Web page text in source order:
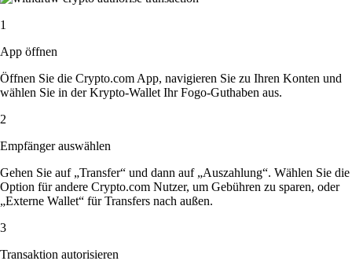
1
App öffnen
Öffnen Sie die Crypto.com App, navigieren Sie zu Ihren Konten und
wählen Sie in der Krypto-Wallet Ihr Fogo-Guthaben aus.
2
Empfänger auswählen
Gehen Sie auf „Transfer“ und dann auf „Auszahlung“. Wählen Sie die
Option für andere Crypto.com Nutzer, um Gebühren zu sparen, oder
„Externe Wallet“ für Transfers nach außen.
3
Transaktion autorisieren